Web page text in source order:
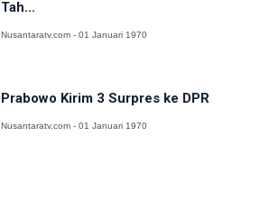
Tah...
Nusantaratv.com - 01 Januari 1970
Prabowo Kirim 3 Surpres ke DPR
Nusantaratv.com - 01 Januari 1970